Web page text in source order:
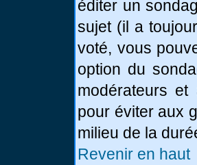
éditer un
sujet (il a
voté, vous
option du
modérateurs et
pour éviter aux
milieu de la
Revenir en haut